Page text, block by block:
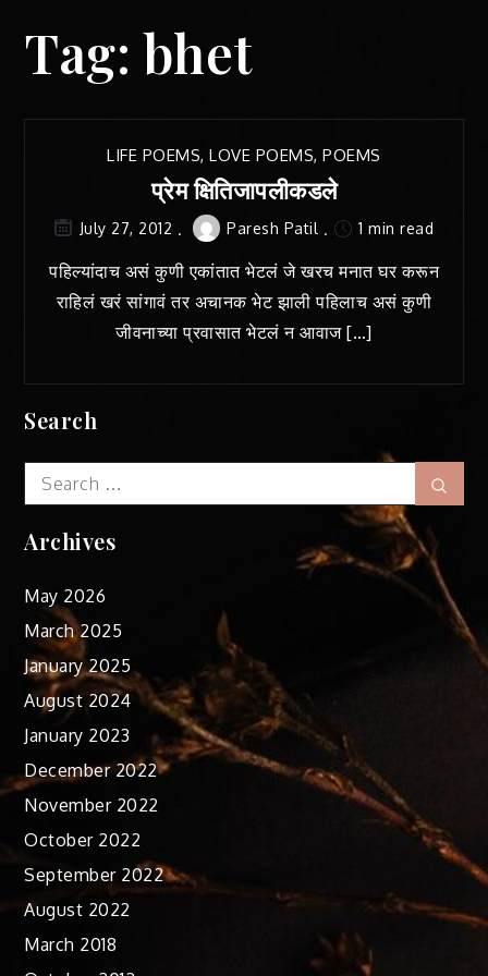
Tag:bhet
LIFE POEMS,LOVE POEMS,POEMS
प्रेम क्षितिजापलीकडले
July 27, 2012 Paresh Patil 1 min read
पहिल्यांदाच असं कुणी एकांतात भेटलं जे खरच मनात घर करून
राहिलं खरं सांगावं तर अचानक भेट झाली पहिलाच असं कुणी
जीवनाच्या प्रवासात भेटलं न आवाज […]
Search
Search
for:
Archives
May 2026
March 2025
January 2025
August 2024
January 2023
December 2022
November 2022
October 2022
September 2022
August 2022
March 2018